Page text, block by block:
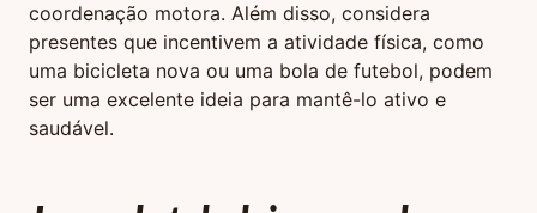
coordenação motora. Além disso, considera
presentes que incentivem a atividade física, como
uma bicicleta nova ou uma bola de futebol, podem
ser uma excelente ideia para mantê-lo ativo e
saudável.